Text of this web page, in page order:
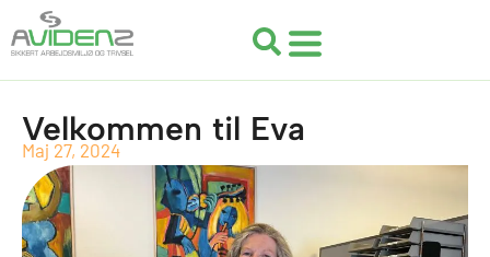
til
indholdet
Velkommen til Eva
Maj 27, 2024